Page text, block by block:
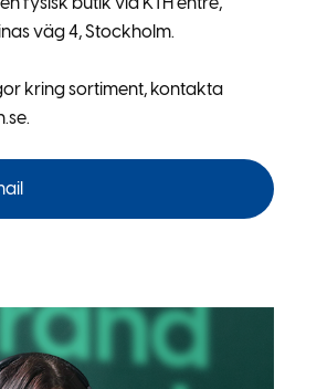
väg 4, Stockholm.
kring sortiment, kontakta